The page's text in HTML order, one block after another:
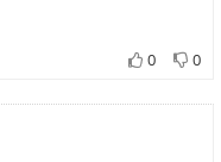
0 0